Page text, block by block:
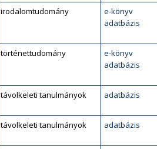
irodalomtudomány
e-könyv
adatbázis
történettudomány
e-könyv
adatbázis
távolkeleti tanulmányok adatbázis
távolkeleti tanulmányok adatbázis